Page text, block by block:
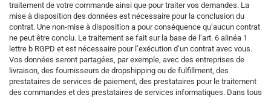
traitement de votre commande ainsi que pour traiter vos demandes. La
mise à disposition des données est nécessaire pour la conclusion du
contrat. Une non-mise à disposition a pour conséquence qu’aucun contrat
ne peut être conclu. Le traitement se fait sur la base de l’art. 6 alinéa 1
lettre b RGPD et est nécessaire pour l’exécution d’un contrat avec vous.
Vos données seront partagées, par exemple, avec des entreprises de
livraison, des fournisseurs de dropshipping ou de fulfillment, des
prestataires de services de paiement, des prestataires pour le traitement
des commandes et des prestataires de services informatiques. Dans tous